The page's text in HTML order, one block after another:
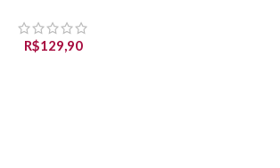
R$129,90